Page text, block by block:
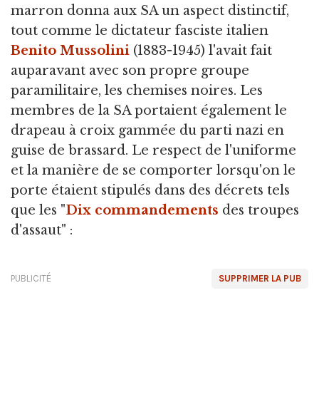
marron donna aux SA un aspect distinctif,
tout comme le dictateur fasciste italien
Benito Mussolini (1883-1945) l'avait fait
auparavant avec son propre groupe
paramilitaire, les chemises noires. Les
membres de la SA portaient également le
drapeau à croix gammée du parti nazi en
guise de brassard. Le respect de l'uniforme
et la manière de se comporter lorsqu'on le
porte étaient stipulés dans des décrets tels
que les "Dix commandements des troupes
d'assaut" :
SUPPRIMER LA PUB
PUBLICITÉ